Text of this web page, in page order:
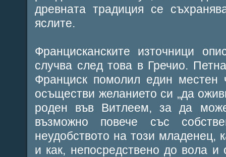
древната традиция се
яслите.
Францисканските източници
случва след това в Гречио.
Франциск помолил един местен
осъществи желанието си „да
роден във Витлеем, за да
възможно повече със
неудобството на този младенец,
и как, непосредствено до вола